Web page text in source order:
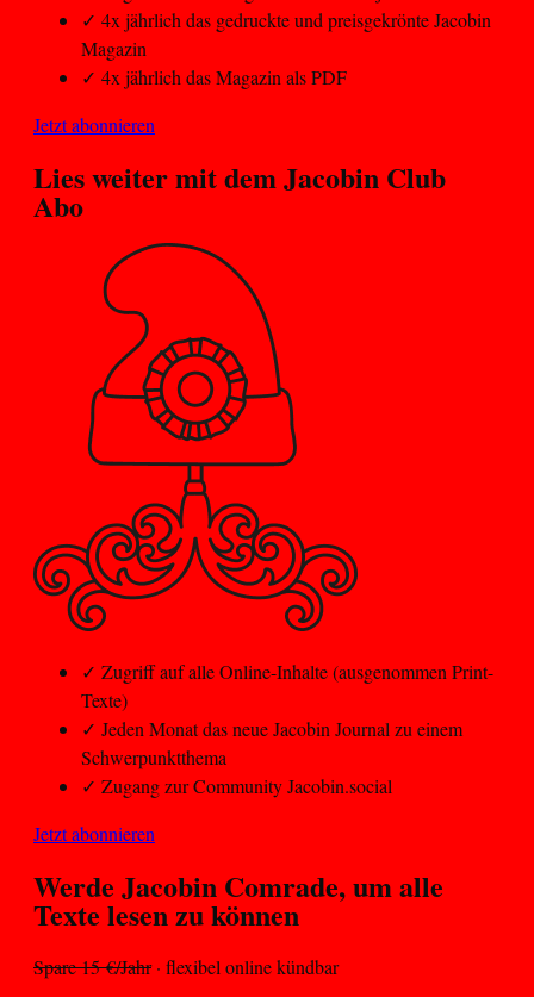
✓ 4x jährlich das gedruckte und preisgekrönte Jacobin
Magazin
✓ 4x jährlich das Magazin als PDF
Jetzt abonnieren
Lies weiter mit demJacobin Club
Abo
✓ Zugriff auf alle Online-Inhalte (ausgenommen Print-
Texte)
✓ Jeden Monat das neue Jacobin Journal zu einem
Schwerpunktthema
✓ Zugang zur Community Jacobin.social
Jetzt abonnieren
Werde Jacobin Comrade, um alle
Texte lesen zu können
Spare 15 €/Jahr· flexibel online kündbar